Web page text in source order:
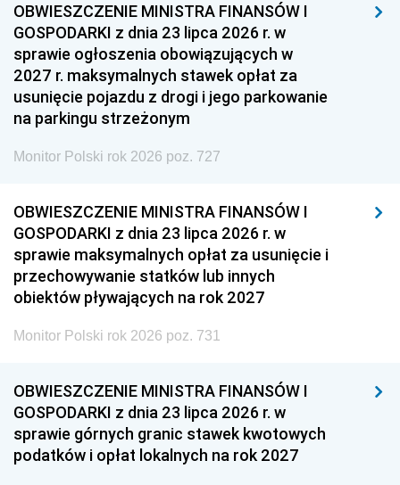
OBWIESZCZENIE MINISTRA FINANSÓW I
GOSPODARKI z dnia 23 lipca 2026 r. w
sprawie ogłoszenia obowiązujących w
2027 r. maksymalnych stawek opłat za
usunięcie pojazdu z drogi i jego parkowanie
na parkingu strzeżonym
Monitor Polski rok 2026 poz. 727
OBWIESZCZENIE MINISTRA FINANSÓW I
GOSPODARKI z dnia 23 lipca 2026 r. w
sprawie maksymalnych opłat za usunięcie i
przechowywanie statków lub innych
obiektów pływających na rok 2027
Monitor Polski rok 2026 poz. 731
OBWIESZCZENIE MINISTRA FINANSÓW I
GOSPODARKI z dnia 23 lipca 2026 r. w
sprawie górnych granic stawek kwotowych
podatków i opłat lokalnych na rok 2027